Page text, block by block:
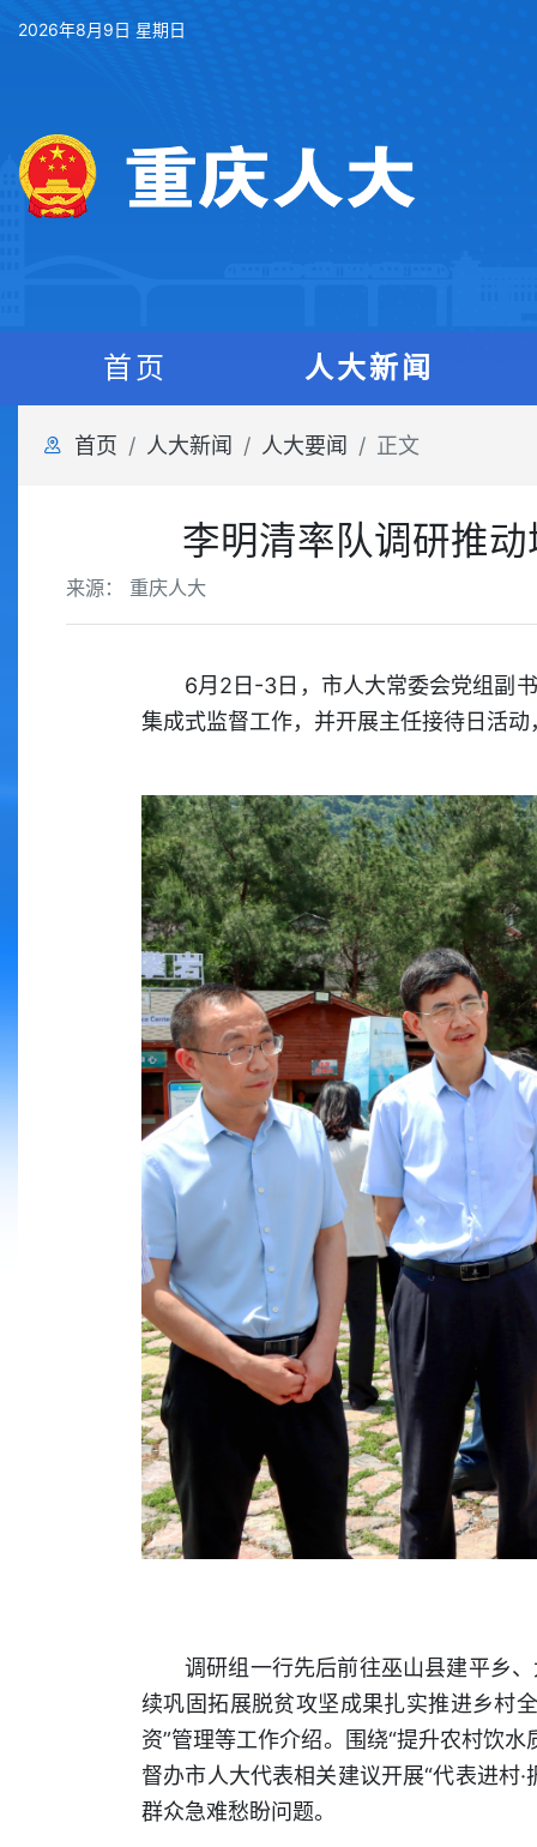
2026年8月9日 星期日
首页 人大新闻
首页 人大新闻 人大要闻 正文
李明清率队调研推
来源： 重庆人大
6月2日-3日，市人大常委会党组副
集成式监督工作，并开展主任接待日活动
调研组一行先后前往巫山县建平乡
续巩固拓展脱贫攻坚成果扎实推进乡村
资”管理等工作介绍。围绕“提升农村饮
督办市人大代表相关建议开展“代表进村
群众急难愁盼问题。